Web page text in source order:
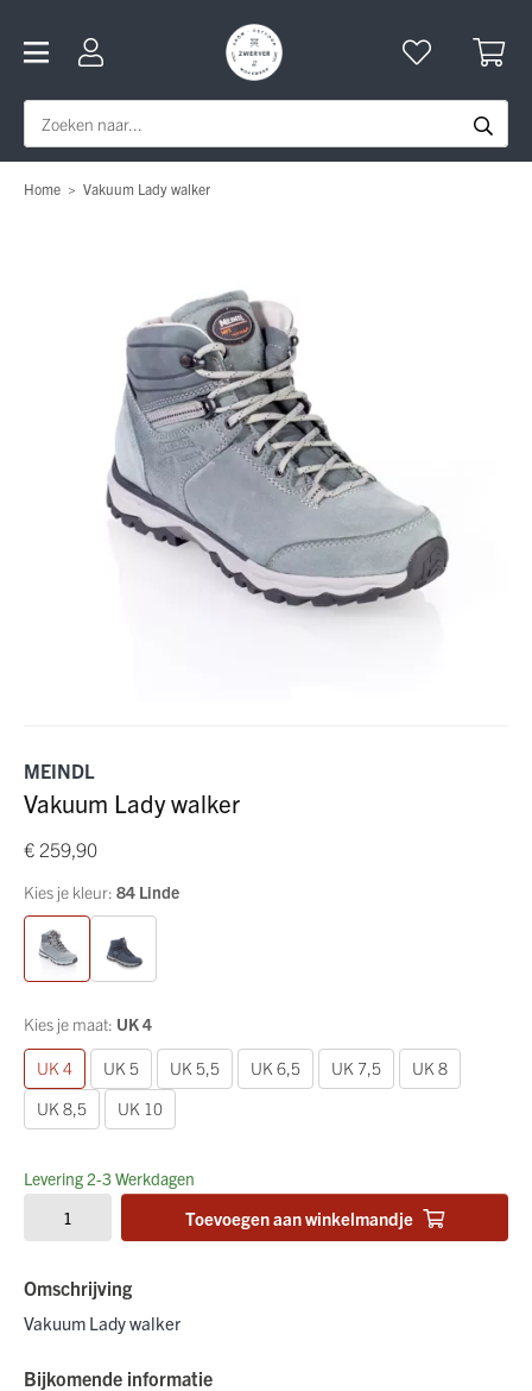
Home > Vakuum Lady walker
MEINDL
Vakuum Lady walker
€ 259,90
Kies je kleur: 84 Linde
Kies je maat: UK 4
UK 4 UK 5 UK 5,5 UK 6,5 UK 7,5
UK 8
UK 8,5
UK 10
Levering 2-3 Werkdagen
Toevoegen aan winkelmandje
Omschrijving
Vakuum Lady walker
Bijkomende informatie